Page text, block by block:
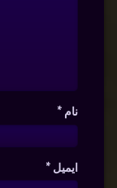
نام *
ایمیل *